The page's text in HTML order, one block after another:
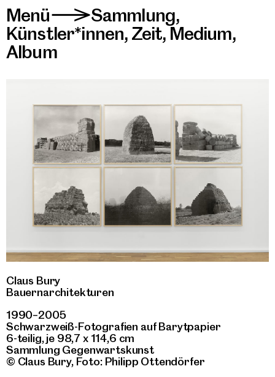
Menü>Sammlung,
Künstler*innen, Zeit, Medium,
Album
Claus Bury
Bauernarchitekturen
1990–2005
Schwarzweiß-Fotografien auf Barytpapier
6-teilig, je 98,7 x 114,6 cm
Sammlung Gegenwartskunst
© Claus Bury, Foto: Philipp Ottendörfer